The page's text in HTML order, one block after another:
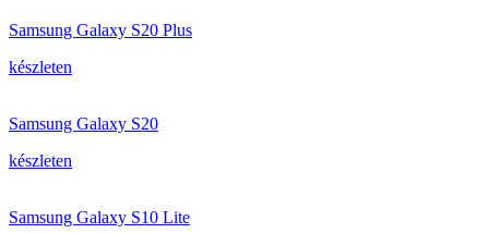
Samsung Galaxy S20 Plus
készleten
Samsung Galaxy S20
készleten
Samsung Galaxy S10 Lite